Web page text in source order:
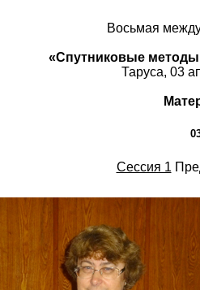
Восьмая
«Спутниковые
Таруса, 03
Сессия 1